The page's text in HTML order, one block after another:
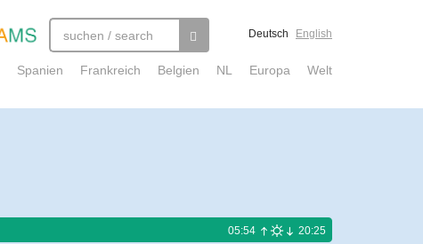
Deutsch English
Spanien Frankreich Belgien NL Europa Welt
05:54 20:25